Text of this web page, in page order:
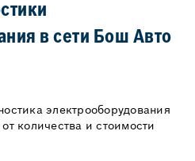
в сети Бош Авто
электрооборудования
количества и стоимости